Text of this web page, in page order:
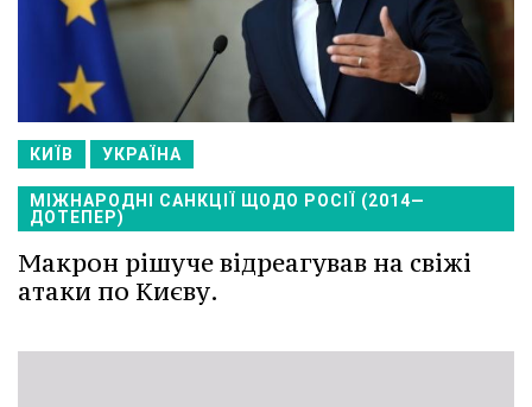
КИЇВ УКРАЇНА
МІЖНАРОДНІ САНКЦІЇ ЩОДО РОСІЇ (2014—
ДОТЕПЕР)
Макрон рішуче відреагував на свіжі
атаки по Києву.